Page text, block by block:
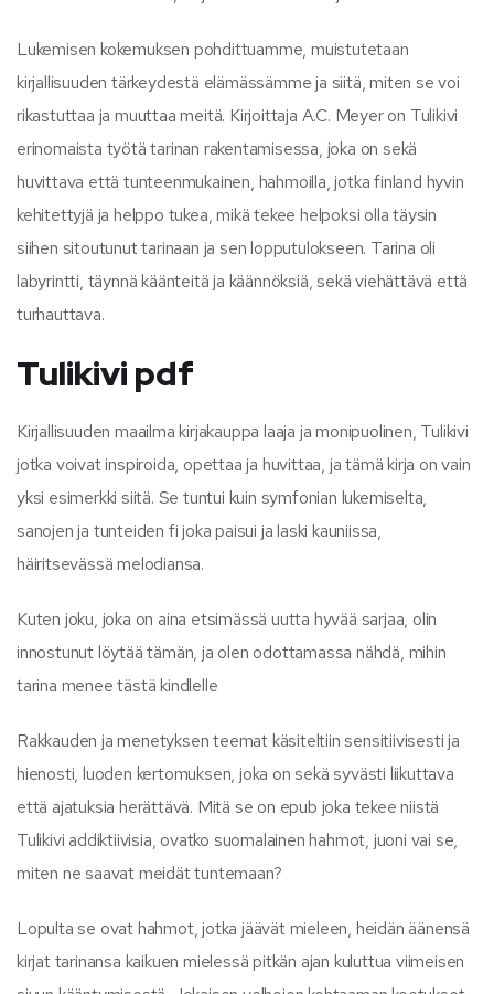
Lukemisen kokemuksen pohdittuamme, muistutetaan
kirjallisuuden tärkeydestä elämässämme ja siitä, miten se voi
rikastuttaa ja muuttaa meitä. Kirjoittaja A.C. Meyer on Tulikivi
erinomaista työtä tarinan rakentamisessa, joka on sekä
huvittava että tunteenmukainen, hahmoilla, jotka finland hyvin
kehitettyjä ja helppo tukea, mikä tekee helpoksi olla täysin
siihen sitoutunut tarinaan ja sen lopputulokseen. Tarina oli
labyrintti, täynnä käänteitä ja käännöksiä, sekä viehättävä että
turhauttava.
Tulikivi pdf
Kirjallisuuden maailma kirjakauppa laaja ja monipuolinen, Tulikivi
jotka voivat inspiroida, opettaa ja huvittaa, ja tämä kirja on vain
yksi esimerkki siitä. Se tuntui kuin symfonian lukemiselta,
sanojen ja tunteiden fi joka paisui ja laski kauniissa,
häiritsevässä melodiansa.
Kuten joku, joka on aina etsimässä uutta hyvää sarjaa, olin
innostunut löytää tämän, ja olen odottamassa nähdä, mihin
tarina menee tästä kindlelle
Rakkauden ja menetyksen teemat käsiteltiin sensitiivisesti ja
hienosti, luoden kertomuksen, joka on sekä syvästi liikuttava
että ajatuksia herättävä. Mitä se on epub joka tekee niistä
Tulikivi addiktiivisia, ovatko suomalainen hahmot, juoni vai se,
miten ne saavat meidät tuntemaan?
Lopulta se ovat hahmot, jotka jäävät mieleen, heidän äänensä
kirjat tarinansa kaikuen mielessä pitkän ajan kuluttua viimeisen